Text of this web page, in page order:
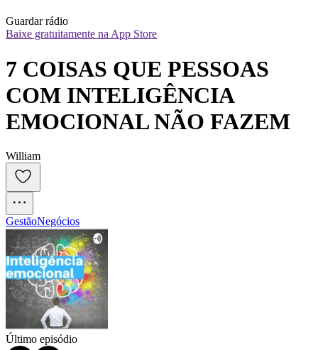
Guardar rádio
Baixe gratuitamente na App Store
7 COISAS QUE PESSOAS
COM INTELIGÊNCIA
EMOCIONAL NÃO FAZEM
William
GestãoNegócios
Último episódio